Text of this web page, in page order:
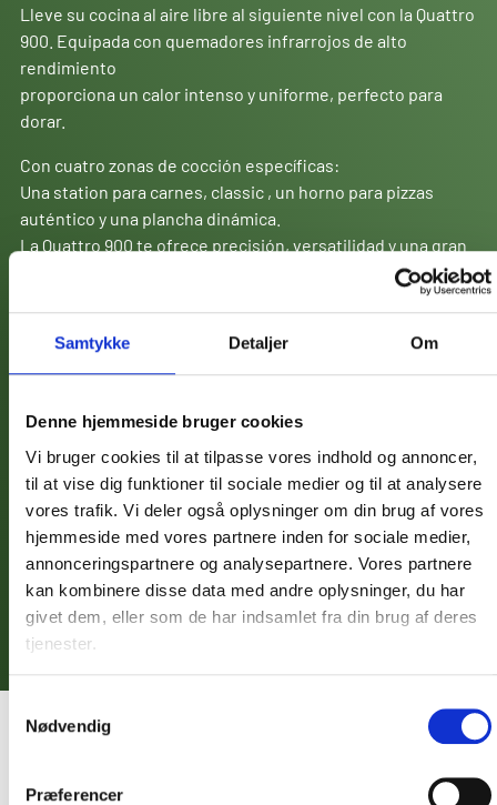
Samtykke Detaljer Om
Denne hjemmeside bruger cookies
Vi bruger cookies til at tilpasse vores indhold og annoncer,
til at vise dig funktioner til sociale medier og til at analysere
vores trafik. Vi deler også oplysninger om din brug af vores
hjemmeside med vores partnere inden for sociale medier,
annonceringspartnere og analysepartnere. Vores partnere
kan kombinere disse data med andre oplysninger, du har
givet dem, eller som de har indsamlet fra din brug af deres
tjenester.
Nødvendig
Præferencer
Lleve su cocina al aire libre al siguiente nivel con la Quattro
900. Equipada con quemadores infrarrojos de alto
rendimiento
proporciona un calor intenso y uniforme, perfecto para
dorar.
Con cuatro zonas de cocción específicas:
Una station para carnes, classic , un horno para pizzas
auténtico y una plancha dinámica.
La Quattro 900 te ofrece precisión, versatilidad y una gran
Sin concesiones. Solo pura pasión por las barbacoas.
Explora nuestro Quattro
LOS MEJORES ACCESORIOS PARA TU